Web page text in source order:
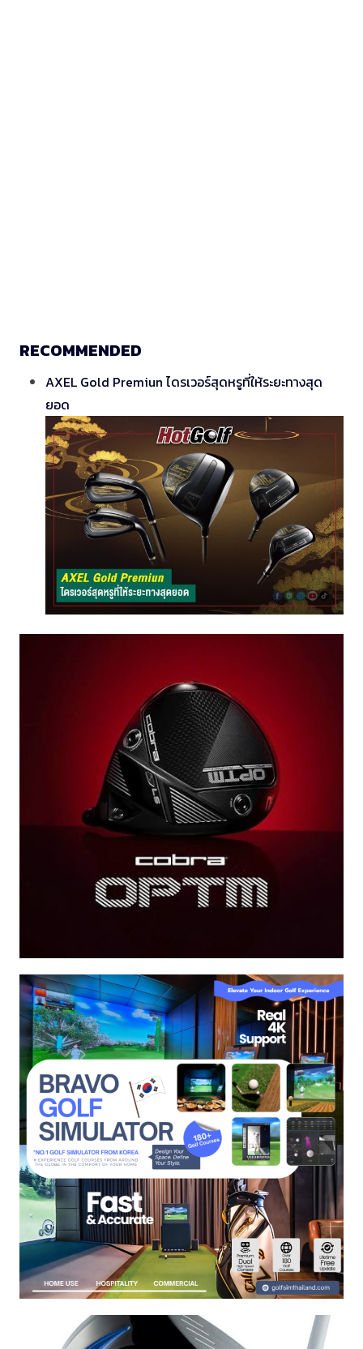
RECOMMENDED
AXEL Gold Premiun ไดรเวอร์สุดหรูที่ให้ระยะทางสุด
ยอด